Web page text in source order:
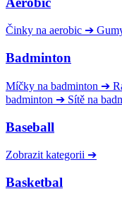
Činky na aerobic ➔
Badminton
Míčky na badminton ➔
badminton ➔ Sítě na
Baseball
Zobrazit kategorii ➔
Basketbal